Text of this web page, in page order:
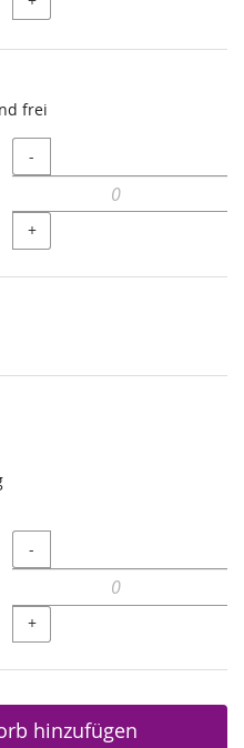
frei
Menge
-
+
Menge
-
+
hinzufügen